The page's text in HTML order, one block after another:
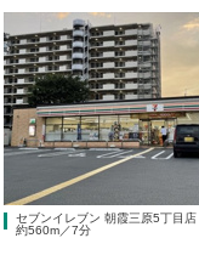
セブンイレブン 朝霞三原5丁目店
約560m／7分